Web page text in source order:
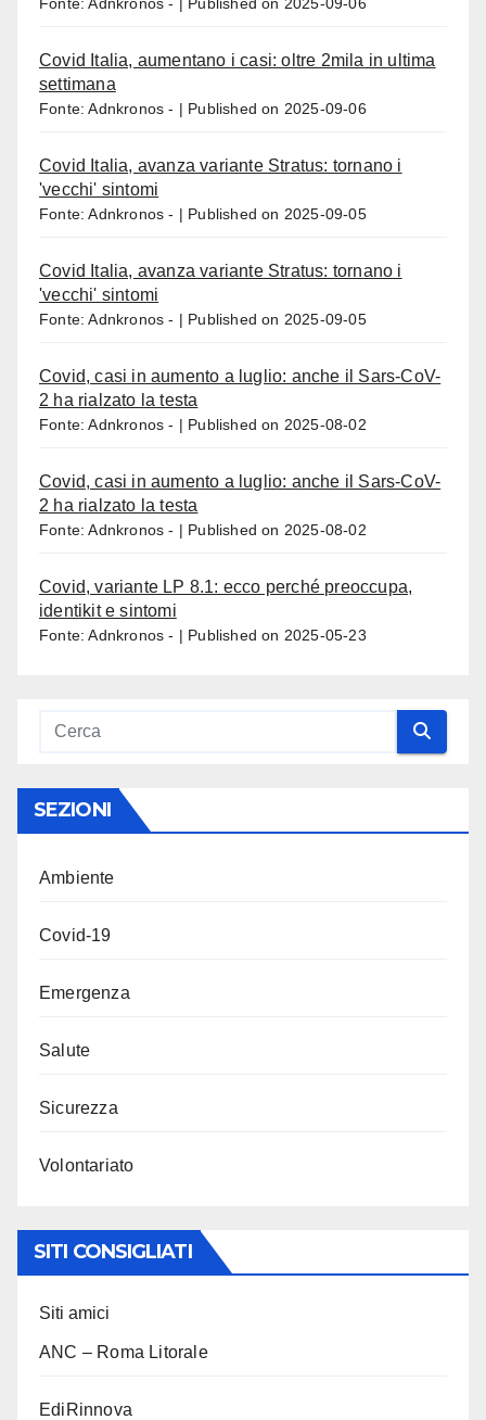
Covid Italia, aumentano i casi: oltre 2mila in ultima
settimana
Fonte: Adnkronos - Published on 2025-09-06
Covid Italia, avanza variante Stratus: tornano i
'vecchi' sintomi
Fonte: Adnkronos - Published on 2025-09-05
Covid Italia, avanza variante Stratus: tornano i
'vecchi' sintomi
Fonte: Adnkronos - Published on 2025-09-05
Covid, casi in aumento a luglio: anche il Sars-CoV-
2 ha rialzato la testa
Fonte: Adnkronos - Published on 2025-08-02
Covid, casi in aumento a luglio: anche il Sars-CoV-
2 ha rialzato la testa
Fonte: Adnkronos - Published on 2025-08-02
Covid, variante LP 8.1: ecco perché preoccupa,
identikit e sintomi
Fonte: Adnkronos - Published on 2025-05-23
SEZIONI
Ambiente
Covid-19
Emergenza
Salute
Sicurezza
Volontariato
SITI CONSIGLIATI
Siti amici
ANC – Roma Litorale
EdiRinnova